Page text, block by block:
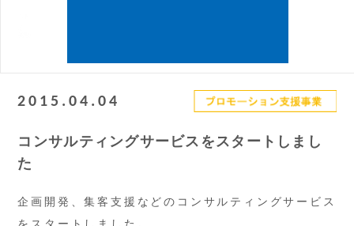
2015.04.04
コンサルティングサービスをスタートしまし
た
企画開発、集客支援などのコンサルティングサービス